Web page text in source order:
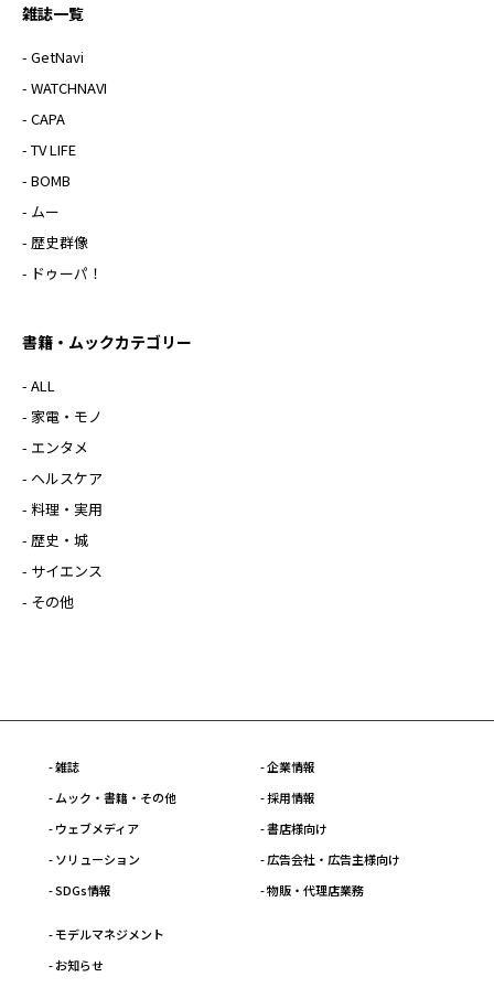
雑誌一覧
- GetNavi
- WATCHNAVI
- CAPA
- TV LIFE
- BOMB
- ムー
- 歴史群像
- ドゥーパ！
書籍・ムックカテゴリー
- ALL
- 家電・モノ
- エンタメ
- ヘルスケア
- 料理・実用
- 歴史・城
- サイエンス
- その他
- 雑誌
- ムック・書籍・その他
- ウェブメディア
- ソリューション
- SDGs情報
- 企業情報
- 採用情報
- 書店様向け
- 広告会社・広告主様向け
- 物販・代理店業務
- モデルマネジメント
- お知らせ